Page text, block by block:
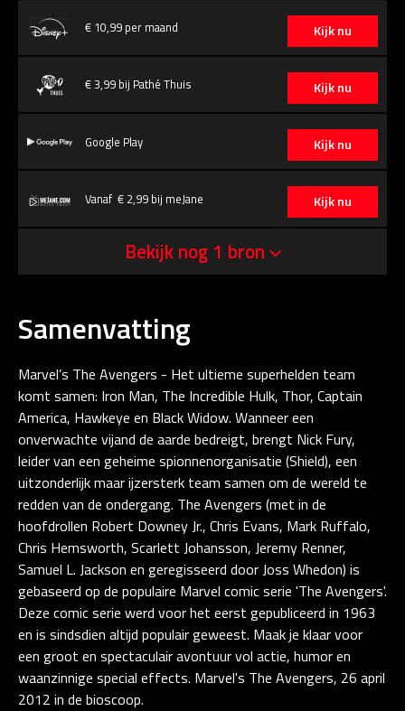
Kijk nu
€ 10,99 per maand
Kijk nu
€ 3,99 bij Pathé Thuis
Kijk nu
Google Play
Kijk nu
Vanaf € 2,99 bij meJane
Bekijk nog 1 bron
Samenvatting
Marvel’s The Avengers - Het ultieme superhelden team
komt samen: Iron Man, The Incredible Hulk, Thor, Captain
America, Hawkeye en Black Widow. Wanneer een
onverwachte vijand de aarde bedreigt, brengt Nick Fury,
leider van een geheime spionnenorganisatie (Shield), een
uitzonderlijk maar ijzersterk team samen om de wereld te
redden van de ondergang. The Avengers (met in de
hoofdrollen Robert Downey Jr., Chris Evans, Mark Ruffalo,
Chris Hemsworth, Scarlett Johansson, Jeremy Renner,
Samuel L. Jackson en geregisseerd door Joss Whedon) is
gebaseerd op de populaire Marvel comic serie 'The Avengers'.
Deze comic serie werd voor het eerst gepubliceerd in 1963
en is sindsdien altijd populair geweest. Maak je klaar voor
een groot en spectaculair avontuur vol actie, humor en
waanzinnige special effects. Marvel's The Avengers, 26 april
2012 in de bioscoop.